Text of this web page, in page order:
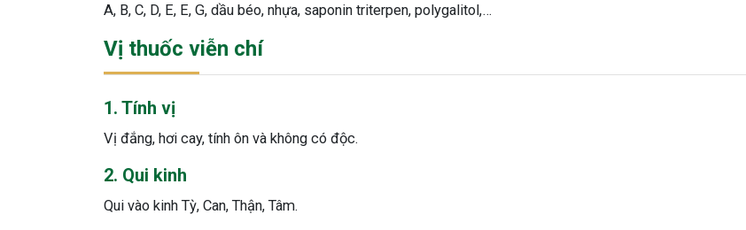
A, B, C, D, E, E, G, dầu béo, nhựa, saponin triterpen, polygalitol,…
Vị thuốc viễn chí
1. Tính vị
Vị đắng, hơi cay, tính ôn và không có độc.
2. Qui kinh
Qui vào kinh Tỳ, Can, Thận, Tâm.